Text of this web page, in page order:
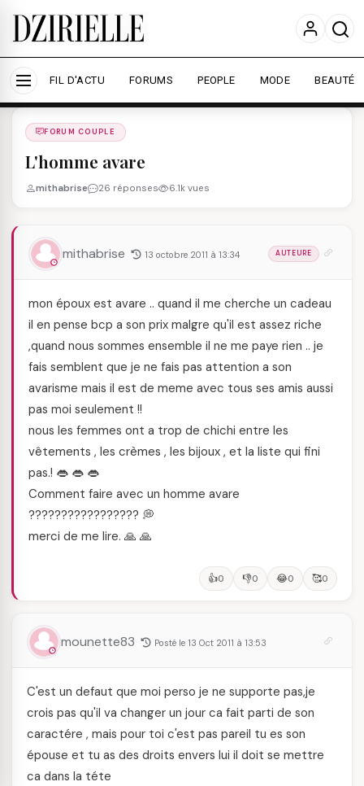
Nous utilisons des cookies pour améliorer votre
expérience et mesurer l'audience.
En savoir plus
Accepter tout Personnaliser
FIL D'ACTU FORUMS PEOPLE MODE BEAUTÉ
Forums
FORUM COUPLE
L'homme avare
mithabrise 26 réponses 6.1k vues
mithabrise 13 octobre 2011 à 13:34 AUTEURE
mon époux est avare .. quand il me cherche un cadeau
il en pense bcp a son prix malgre qu'il est assez riche
,quand nous sommes ensemble il ne me paye rien .. je
fais semblent que je ne fais pas attention a son
avarisme mais il est de meme avec tous ses amis aussi
pas moi seulement !!
nous les femmes ont a trop de chichi entre les
vêtements , les crèmes , les bijoux , et la liste qui fini
pas.! 👄 👄 👄
Comment faire avec un homme avare
????????????????? 💭
merci de me lire. 🙏 🙏
👍0 👎0 😂0 🥰0
mounette83 Posté le 13 Oct 2011 à 13:53
C'est un defaut que moi perso je ne supporte pas,je
crois pas qu'il va changer un jour ca fait parti de son
caractére , mais pour toi c'est pas pareil tu es son
épouse et tu as des droits envers lui il doit se mettre
ca dans la téte